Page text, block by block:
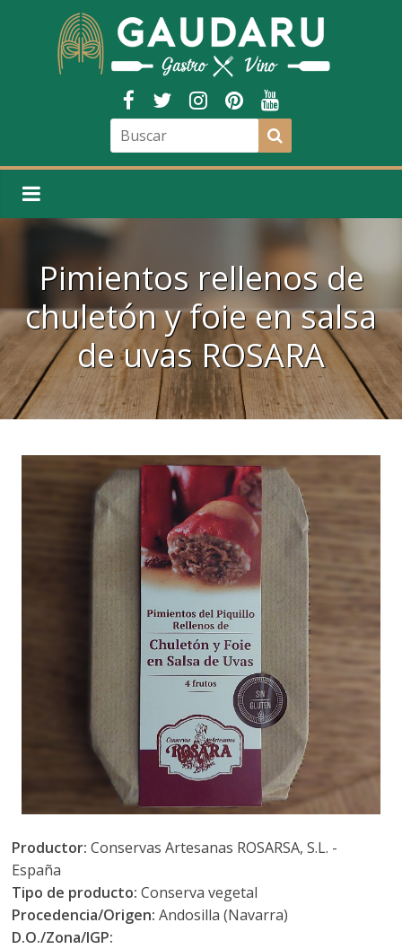
Pimientos rellenos de
chuletón y foie en salsa
de uvas ROSARA
Productor: Conservas Artesanas ROSARSA, S.L. -
España
Tipo de producto:Conserva vegetal
Procedencia/Origen: Andosilla (Navarra)
D.O./Zona/IGP: